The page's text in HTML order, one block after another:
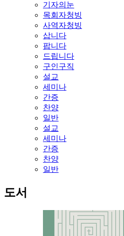
기자의눈
목회자청빙
사역자청빙
삽니다
팝니다
드립니다
구인구직
설교
세미나
간증
찬양
일반
설교
세미나
간증
찬양
일반
도서